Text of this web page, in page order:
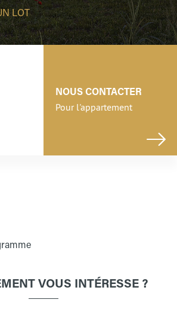
LOT
NOUS CONTACTER
Pour l'appartement
VOUS INTÉRESSE ?